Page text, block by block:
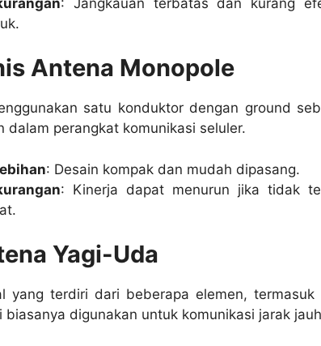
Antena Monopole
satu konduktor dengan ground
dalam perangkat komunikasi seluler.
: Desain kompak dan mudah dipasang.
: Kinerja dapat menurun jika tidak
Yagi-Uda
yang terdiri dari beberapa elemen,
biasanya digunakan untuk komunikasi jarak